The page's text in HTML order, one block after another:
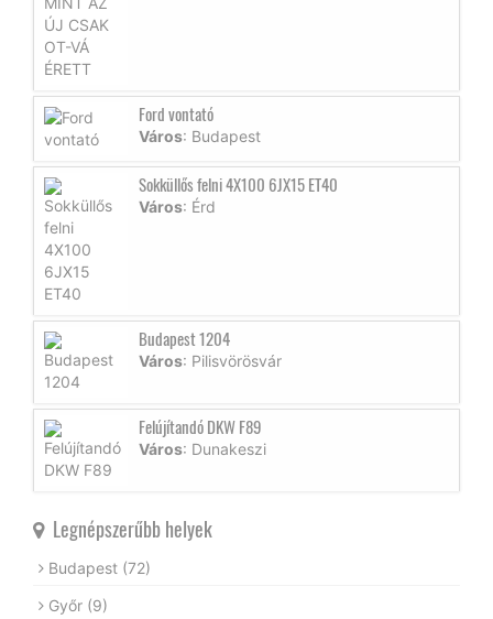
Ford vontató
Város: Budapest
Sokküllős felni 4X100 6JX15 ET40
Város: Érd
Budapest 1204
Város: Pilisvörösvár
Felújítandó DKW F89
Város: Dunakeszi
Legnépszerűbb helyek
Budapest (72)
Győr (9)